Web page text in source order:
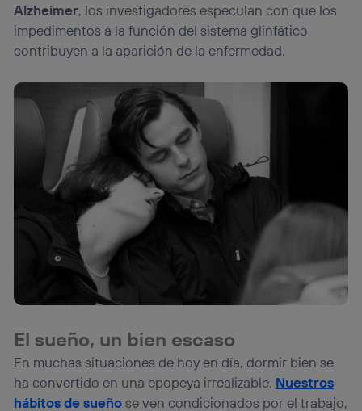
Alzheimer, los investigadores especulan con que los
impedimentos a la función del sistema glinfático
contribuyen a la aparición de la enfermedad.
El sueño, un bien escaso
En muchas situaciones de hoy en día, dormir bien se
ha convertido en una epopeya irrealizable. Nuestros
hábitos de sueñose ven condicionados por el trabajo,